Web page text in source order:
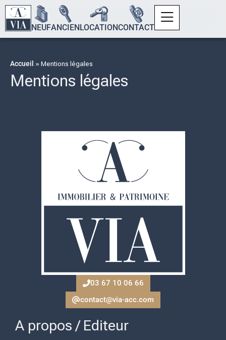
NEUFANCIENLOCATIONCONTACT
Accueil » Mentions légales
Mentions légales
03 67 10 06 66
contact@via-acc.com
A propos / Editeur